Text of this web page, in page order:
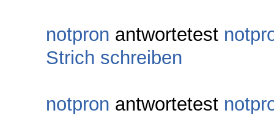
notpron antwortetest
Strich schreiben
notpron antwortetest